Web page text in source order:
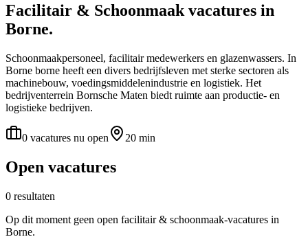
Facilitair & Schoonmaak vacatures in
Borne.
Schoonmaakpersoneel, facilitair medewerkers en glazenwassers. In
Borne borne heeft een divers bedrijfsleven met sterke sectoren als
machinebouw, voedingsmiddelenindustrie en logistiek. Het
bedrijventerrein Bornsche Maten biedt ruimte aan productie- en
logistieke bedrijven.
0 vacatures nu open 20 min
Open vacatures
0 resultaten
Op dit moment geen open facilitair & schoonmaak-vacatures in
Borne.